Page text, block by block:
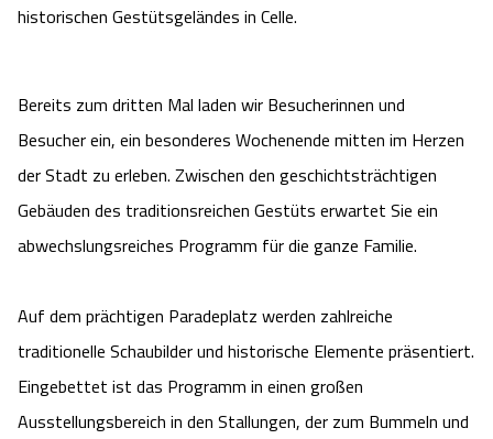
Ferienwohnungen
Ferienhäuser
Camping
Urlaub mit Hund
Wandern
Reiten
Regionale Küche
Tiere
Serengeti Park
Weltvogelpark Walsrode
Otter Zentrum
Wildpark Müden
Hotels mit Schwimmbad
THERMEplus® Unterkünfte
Die Residenzstadt Celle
Sehenswürdigkeiten Celle
Shopping Celle
Unterkünfte Celle
Veranstaltungen & Führungen Celle
historischen Gestütsgeländes in Celle.
Bereits zum dritten Mal laden wir Besucherinnen und
Besucher ein, ein besonderes Wochenende mitten im Herzen
der Stadt zu erleben. Zwischen den geschichtsträchtigen
Gebäuden des traditionsreichen Gestüts erwartet Sie ein
abwechslungsreiches Programm für die ganze Familie.
Auf dem prächtigen Paradeplatz werden zahlreiche
traditionelle Schaubilder und historische Elemente präsentiert.
Eingebettet ist das Programm in einen großen
Ausstellungsbereich in den Stallungen, der zum Bummeln und